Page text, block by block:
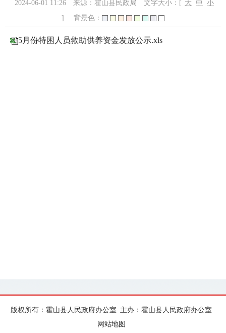
2024-06-01 11:26 来源：霍山县民政局 文字大小：[ 大 中
小
]
背景色：
5月份特困人员救助供养资金发放公示.xls
版权所有：霍山县人民政府办公室 主办：霍山县人民政府办公室
网站地图